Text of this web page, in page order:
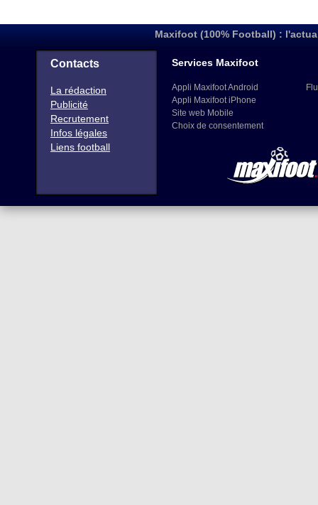
Maxifoot (100% Football) :
Contacts
La rédaction
Publicité
Recrutement
Infos légales
Liens football
Services Maxifoot
Appli Maxifoot Android
Appli Maxifoot iPhone
Site web Mobile
Choix de consentement